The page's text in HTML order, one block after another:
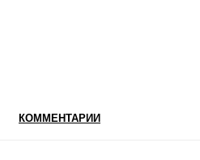
КОММЕНТАРИИ